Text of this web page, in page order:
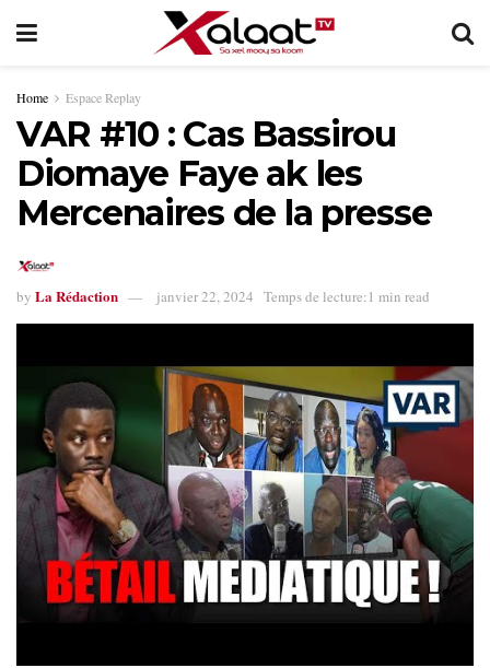
Home Espace Replay
VAR #10 : Cas Bassirou
Diomaye Faye ak les
Mercenaires de la presse
by La Rédaction janvier 22, 2024 Temps de lecture:1 min read